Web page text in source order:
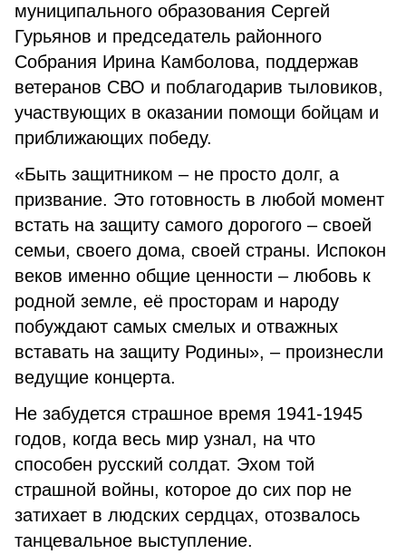
муниципального образования Сергей
Гурьянов и председатель районного
Собрания Ирина Камболова, поддержав
ветеранов СВО и поблагодарив тыловиков,
участвующих в оказании помощи бойцам и
приближающих победу.
«Быть защитником – не просто долг, а
призвание. Это готовность в любой момент
встать на защиту самого дорогого – своей
семьи, своего дома, своей страны. Испокон
веков именно общие ценности – любовь к
родной земле, её просторам и народу
побуждают самых смелых и отважных
вставать на защиту Родины», – произнесли
ведущие концерта.
Не забудется страшное время 1941-1945
годов, когда весь мир узнал, на что
способен русский солдат. Эхом той
страшной войны, которое до сих пор не
затихает в людских сердцах, отозвалось
танцевальное выступление.